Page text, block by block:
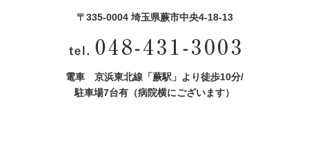
〒335-0004 埼玉県蕨市中央4‐18‐13
電車 京浜東北線「蕨駅」より徒歩10分/
駐車場7台有（病院横にございます）